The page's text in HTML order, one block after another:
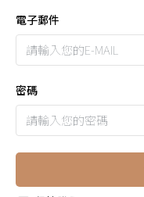
電子郵件
密碼